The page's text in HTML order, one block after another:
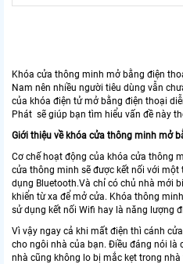
Khóa cửa thông minh mở bằng điện
Nam nên nhiều người tiêu dùng vẫn
của khóa điện tử mở bằng điện thoại
Phát sẽ giúp bạn tìm hiểu vấn đề này
Giới thiệu về khóa cửa thông minh mở
Cơ chế hoạt động của khóa cửa thông
cửa thông minh sẽ được kết nối với một
dụng Bluetooth.Và chỉ có chủ nhà mới
khiển từ xa để mở cửa. Khóa thông
sử dụng kết nối Wifi hay là năng lượng
Vì vậy ngay cả khi mất điện thì cánh
cho ngôi nhà của bạn. Điều đáng nói là
nhà cũng không lo bị mắc kẹt trong